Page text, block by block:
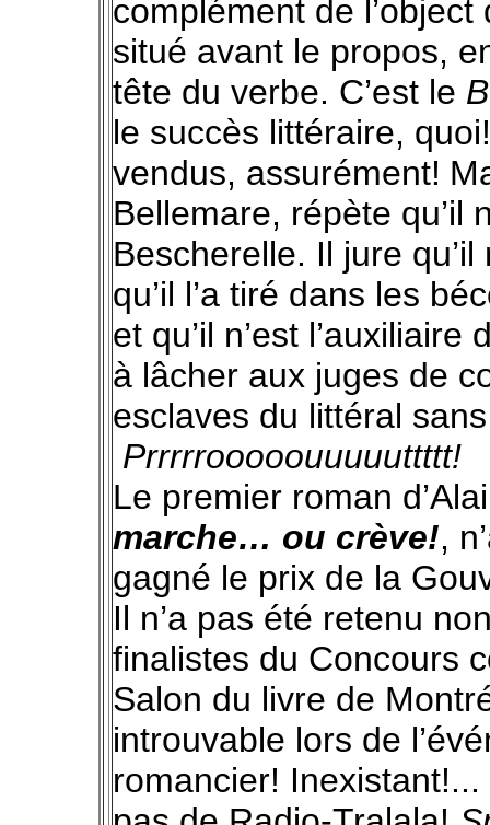
complément de
situé avant le propos,
tête du verbe. C’est le
le succès littéraire,
vendus, assurément!
Bellemare, répète
Bescherelle. Il jure
qu’il l’a tiré dans les
et qu’il n’est
à lâcher aux juges de
esclaves du littéral
Prrrrrooooouuuuuttttt!
Le premier roman
marche… ou crève!,
gagné le prix de la
Il n’a pas été retenu
finalistes du Concours
Salon du livre de
introuvable lors de
romancier! Inexistant!...